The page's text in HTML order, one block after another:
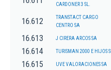
CARDONER 3 SL.
16.612
TRANSTACT CARGO
CENTRO SA
16.613 J CIRERA ARCOS SA
16.614 TURISMAN 2000 E HIJOS SL
16.615 UVE VALORACIONES SA